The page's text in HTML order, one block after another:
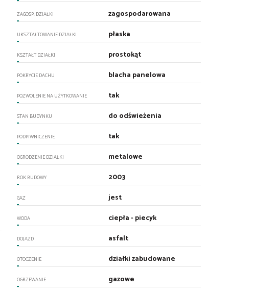
ZAGOSP. DZIAŁKI zagospodarowana
UKSZTAŁTOWANIE DZIAŁKI płaska
KSZTAŁT DZIAŁKI prostokąt
POKRYCIE DACHU blacha panelowa
POZWOLENIE NA UŻYTKOWANIE tak
STAN BUDYNKU do odświeżenia
PODPIWNICZENIE tak
OGRODZENIE DZIAŁKI metalowe
ROK BUDOWY 2003
GAZ jest
WODA ciepła - piecyk
DOJAZD asfalt
OTOCZENIE działki zabudowane
OGRZEWANIE gazowe